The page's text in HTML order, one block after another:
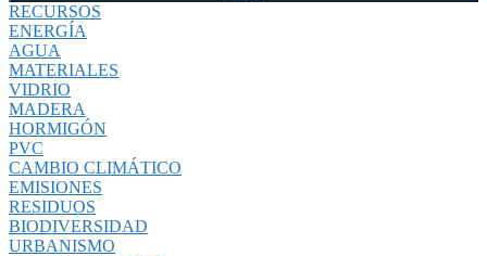
RECURSOS
ENERGÍA
AGUA
MATERIALES
VIDRIO
MADERA
HORMIGÓN
PVC
CAMBIO CLIMÁTICO
EMISIONES
RESIDUOS
BIODIVERSIDAD
URBANISMO